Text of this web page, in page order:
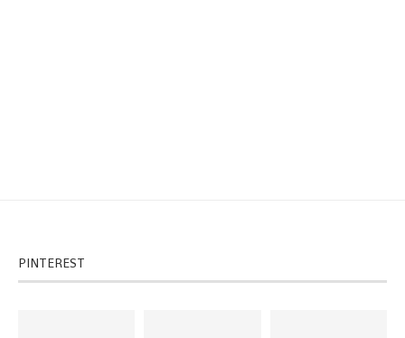
PINTEREST